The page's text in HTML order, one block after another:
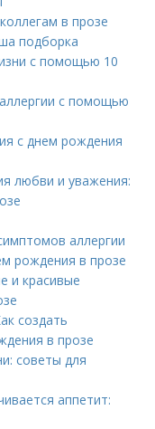
в прозе
подборка
с помощью 10
с помощью
с днем рождения
любви и уважения:
аллергии
рождения в прозе
и красивые
создать
в прозе
советы для
аппетит: